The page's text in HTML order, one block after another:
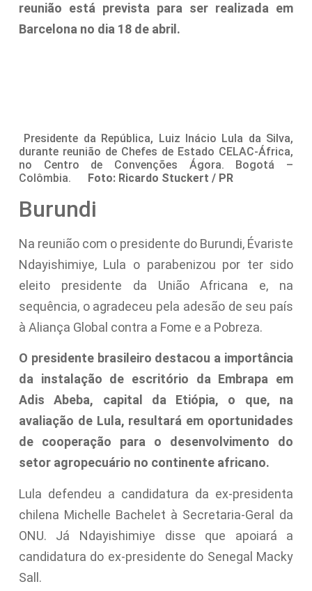
reunião está prevista para ser realizada em
Barcelona no dia 18 de abril.
Presidente da República, Luiz Inácio Lula da Silva,
durante reunião de Chefes de Estado CELAC-África,
no Centro de Convenções Ágora. Bogotá –
Colômbia.
Foto: Ricardo Stuckert / PR
Burundi
Na reunião com o presidente do Burundi, Évariste
Ndayishimiye, Lula o parabenizou por ter sido
eleito presidente da União Africana e, na
sequência, o agradeceu pela adesão de seu país
à Aliança Global contra a Fome e a Pobreza.
O presidente brasileiro destacou a importância
da instalação de escritório da Embrapa em
Adis Abeba, capital da Etiópia, o que, na
avaliação de Lula, resultará em oportunidades
de cooperação para o desenvolvimento do
setor agropecuário no continente africano.
Lula defendeu a candidatura da ex-presidenta
chilena Michelle Bachelet à Secretaria-Geral da
ONU. Já Ndayishimiye disse que apoiará a
candidatura do ex-presidente do Senegal Macky
Sall.